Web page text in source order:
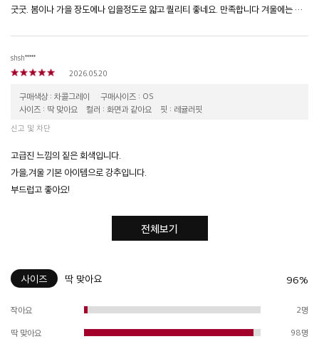
굿굿. 봄이나 가을 장도에나 입을정도로 얇고 퀄리티 좋네요. 만족합니다 겨울에는 추워서 못입을듯.
shsh*****
2026.05.20
구매색상 : 차콜그레이
구매사이즈 : OS
사이즈 : 딱 맞아요
컬러 : 화면과 같아요 핏 : 레귤러핏
신고 및 차단
고급진 느낌의 짙은 회색입니다.
가을,겨울 기본 아이템으로 강추입니다.
부드럽고 좋아요!
전체보기
사이즈 딱 맞아요 96%
작아요 2명
딱 맞아요 98명